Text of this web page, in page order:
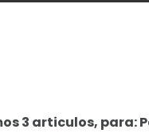
3 articulos, para: